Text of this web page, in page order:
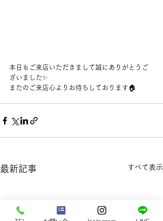
本日もご来店いただきまして誠にありがとうご
ざいました✨
またのご来店心よりお待ちしております🏠
最新記事 すべて表示